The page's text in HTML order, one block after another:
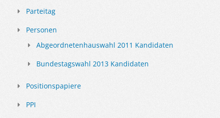
Parteitag
Personen
Abgeordnetenhauswahl 2011 Kandidaten
Bundestagswahl 2013 Kandidaten
Positionspapiere
PPI